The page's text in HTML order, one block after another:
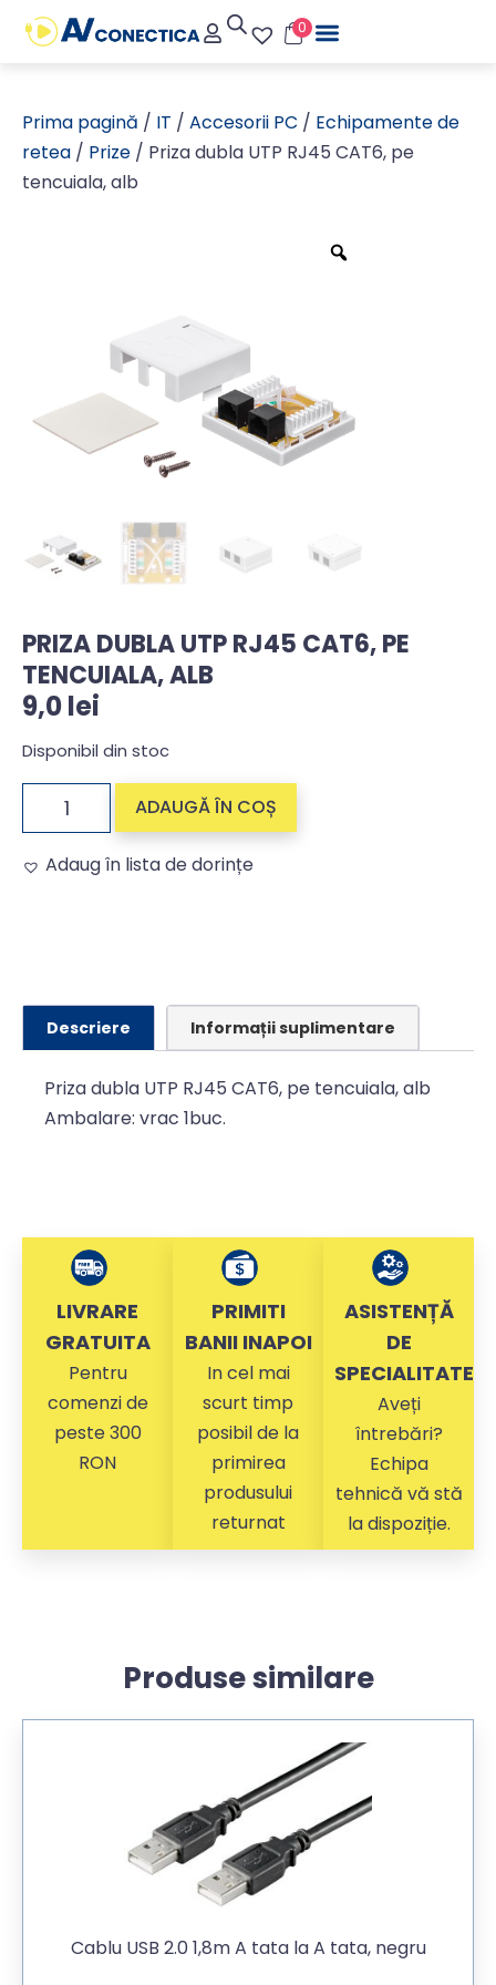
0
Prima pagină / IT / Accesorii PC / Echipamente de
retea / Prize / Priza dubla UTP RJ45 CAT6, pe
tencuiala, alb
PRIZA DUBLA UTP RJ45 CAT6, PE
TENCUIALA, ALB
9,0lei
Disponibil din stoc
ADAUGĂ ÎN COȘ
Adaug în lista de dorințe
Descriere Informații suplimentare
Priza dubla UTP RJ45 CAT6, pe tencuiala, alb
Ambalare: vrac 1buc.
LIVRARE
GRATUITA
Pentru
comenzi de
peste 300
RON
PRIMITI
BANII INAPOI
In cel mai
scurt timp
posibil de la
primirea
produsului
returnat
ASISTENȚĂ
DE
SPECIALITATE
Aveți
întrebări?
Echipa
tehnică vă stă
la dispoziție.
Produse similare
Cablu USB 2.0 1,8m A tata la A tata, negru